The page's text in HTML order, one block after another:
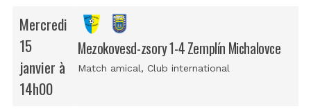
Mercredi
15
janvier à
14h00
Mezokovesd-zsory 1-4 Zemplín Michalovce
Match amical, Club international